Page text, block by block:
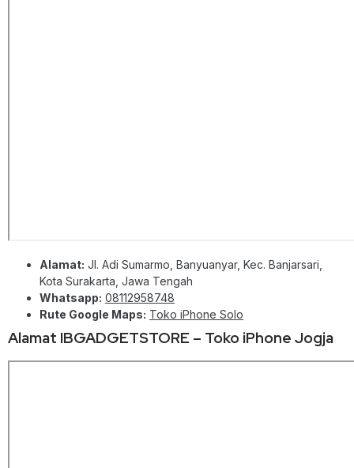
Alamat: Jl. Adi Sumarmo, Banyuanyar, Kec. Banjarsari,
Kota Surakarta, Jawa Tengah
Whatsapp: 08112958748
Rute Google Maps: Toko iPhone Solo
Alamat IBGADGETSTORE – Toko iPhone Jogja